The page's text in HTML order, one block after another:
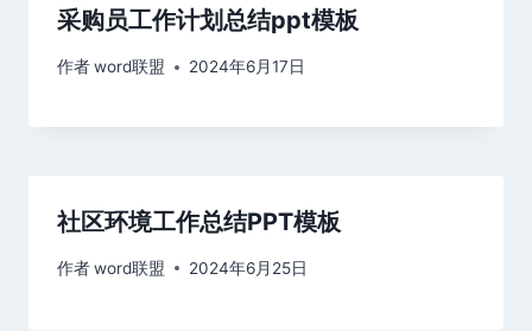
采购员工作计划总结ppt模板
作者word联盟 2024年6月17日
社区环境工作总结PPT模板
作者word联盟 2024年6月25日